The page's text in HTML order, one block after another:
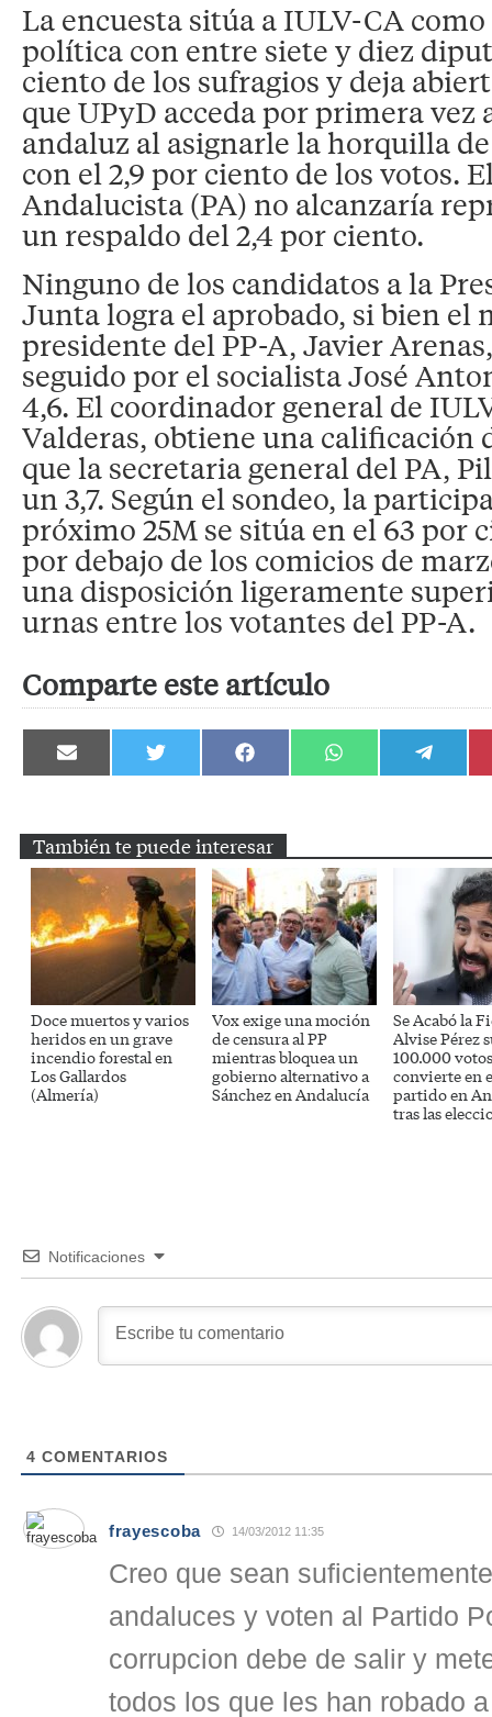
La encuesta sitúa a IULV-CA
política con entre siete y diez
ciento de los sufragios y deja
que UPyD acceda por primera vez
andaluz al asignarle la horquilla
con el 2,9 por ciento de los votos.
Andalucista (PA) no alcanzaría
un respaldo del 2,4 por ciento.
Ninguno de los candidatos a la
Junta logra el aprobado, si bien el
presidente del PP-A, Javier
seguido por el socialista José
4,6. El coordinador general de
Valderas, obtiene una calificación
que la secretaria general del PA,
un 3,7. Según el sondeo, la
próximo 25M se sitúa en el 63 por
por debajo de los comicios de
una disposición ligeramente
urnas entre los votantes del PP-A.
Comparte este artículo
Compartir
en
Compartir
en
Compartir
en
Compartir
en
Compartir
en
También te puede interesar
Doce muertos y varios
heridos en un grave
incendio forestal en
Los Gallardos
(Almería)
Vox exige una moción
de censura al PP
mientras bloquea un
gobierno alternativo a
Sánchez en Andalucía
Se Acabó la
Alvise Pérez
100.000
convierte en
partido en
tras las
Notificaciones
4 COMENTARIOS
frayescoba 14/03/2012 11:35
Creo que sean
andaluces y voten al Partido
corrupcion debe de salir y
todos los que les han robado